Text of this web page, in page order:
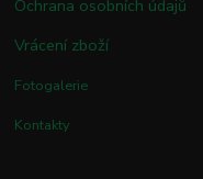
Ochrana osobních údajů
Vrácení zboží
Fotogalerie
Kontakty